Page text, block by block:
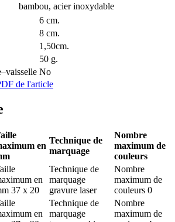
bambou, acier inoxydable
6 cm.
8 cm.
1,50cm.
50 g.
No
de l'article
en
Technique de
marquage
Nombre
maximum de
couleurs
en
37 x 20
Technique de
marquage
gravure laser
Nombre
maximum de
couleurs 0
en
Technique de
marquage
Nombre
maximum de